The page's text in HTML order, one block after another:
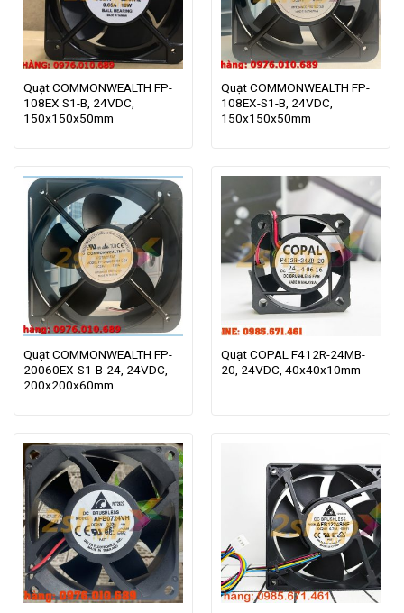
Quạt COMMONWEALTH FP-
108EX S1-B, 24VDC,
150x150x50mm
Quạt COMMONWEALTH FP-
108EX-S1-B, 24VDC,
150x150x50mm
Quạt COMMONWEALTH FP-
20060EX-S1-B-24, 24VDC,
200x200x60mm
Quạt COPAL F412R-24MB-
20, 24VDC, 40x40x10mm